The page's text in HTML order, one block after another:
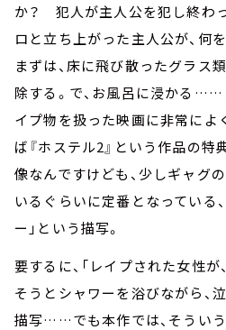
か？ 犯人が主人公を犯し終わ
ロと立ち上がった主人公が、何
まずは、床に飛び散ったグラス
除する。で、お風呂に浸かる……
イプ物を扱った映画に非常によ
ば『ホステル2』という作品の
像なんですけども、少しギャグ
いるぐらいに定番となっている
ー」という描写。
要するに、「レイプされた女性
そうとシャワーを浴びながら、
描写……でも本作では、そうい